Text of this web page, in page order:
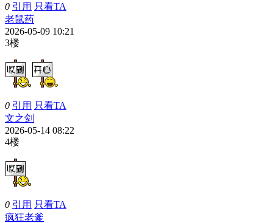
0 引用 只看TA
老鼠药
2026-05-09 10:21
3楼
0 引用 只看TA
文之剑
2026-05-14 08:22
4楼
0 引用 只看TA
疯狂老爹